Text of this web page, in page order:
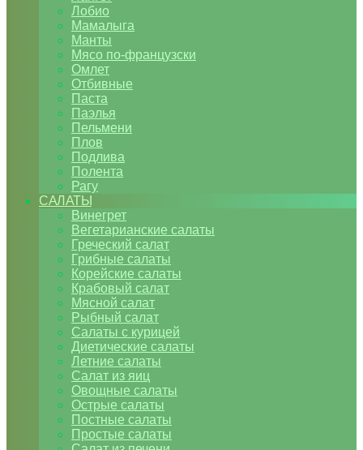
Лобио
Мамалыга
Манты
Мясо по-французски
Омлет
Отбивные
Паста
Паэлья
Пельмени
Плов
Подлива
Полента
Рагу
САЛАТЫ
Винегрет
Вегетарианские салаты
Греческий салат
Грибные салаты
Корейские салаты
Крабовый салат
Мясной салат
Рыбный салат
Салаты с курицей
Диетические салаты
Летние салаты
Салат из яиц
Овощные салаты
Острые салаты
Постные салаты
Простые салаты